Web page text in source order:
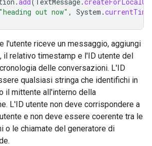
"heading out now" , System .
l'utente riceve un messaggio, aggiungi
il relativo timestamp e l'ID utente del
delle conversazioni. L'ID
qualsiasi stringa che identifichi in
il mittente all'interno della
L'ID utente non deve corrispondere a
e non deve essere coerente tra le
o le chiamate del generatore di